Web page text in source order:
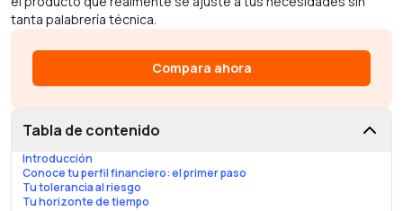
tanta palabrería técnica.
Compara ahora
Tabla de contenido
Introducción
Conoce tu perfil financiero: el primer paso
Tu tolerancia al riesgo
Tu horizonte de tiempo